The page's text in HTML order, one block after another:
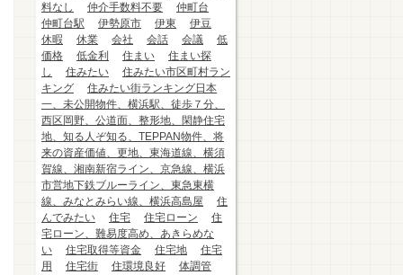
料なし
仲介手数料不要
仲町台
仲町台駅
伊勢原市 伊東
伊豆
休暇
休業 会社 会話 会議
低
価格
低金利 住まい
住まい探
し
住みたい
住みたい市区町村ラン
キング
住みたい街ランキング日本
一、未公開物件、横浜駅、徒歩７分、
西区岡野、公道面、整形地、閑静住宅
地、知る人ぞ知る、TEPPAN物件、将
来の資産価値、更地、東海道線、横須
賀線、湘南新宿ライン、京急線、横浜
市営地下鉄ブルーライン、東急東横
線、みなとみらい線、横浜高島屋
住
んでみたい
住宅 住宅ローン
住
宅ローン、難易度高め、あきらめな
い
住宅取得等資金 住宅地
住宅
用
住宅街 住環境良好
体調管